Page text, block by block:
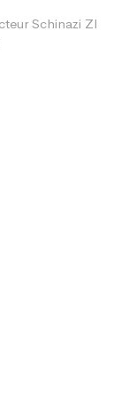
Schinazi ZI